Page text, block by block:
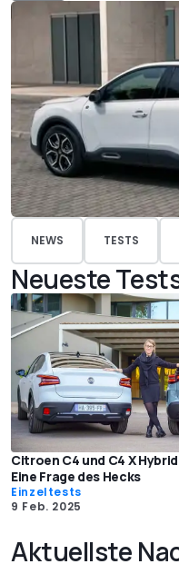
NEWS TESTS
Neueste
Citroen C4 und C4 X
Eine Frage des Hecks
Einzeltests
9 Feb. 2025
Aktuellste